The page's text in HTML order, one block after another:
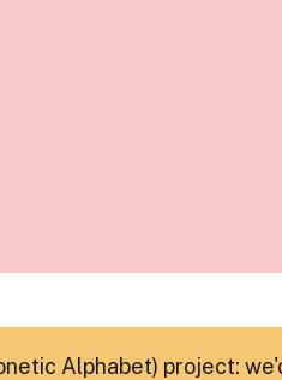
Alphabet) project: